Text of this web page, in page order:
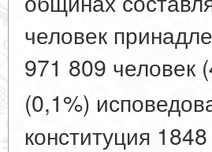
человек
971 809 человек
(0,1%)
конституция